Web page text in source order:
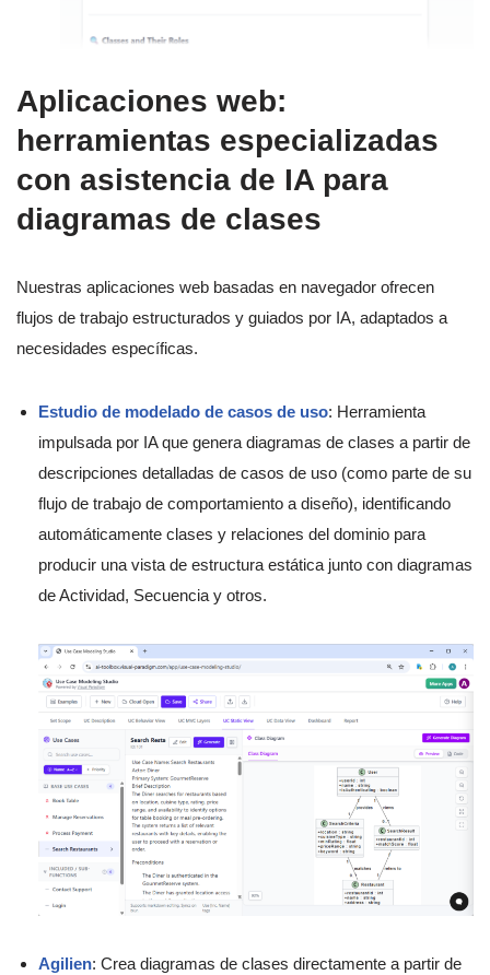
Aplicaciones web:
herramientas especializadas
con asistencia de IA para
diagramas de clases
Nuestras aplicaciones web basadas en navegador ofrecen
flujos de trabajo estructurados y guiados por IA, adaptados a
necesidades específicas.
Estudio de modelado de casos de uso: Herramienta
impulsada por IA que genera diagramas de clases a partir de
descripciones detalladas de casos de uso (como parte de su
flujo de trabajo de comportamiento a diseño), identificando
automáticamente clases y relaciones del dominio para
producir una vista de estructura estática junto con diagramas
de Actividad, Secuencia y otros.
Agilien: Crea diagramas de clases directamente a partir de